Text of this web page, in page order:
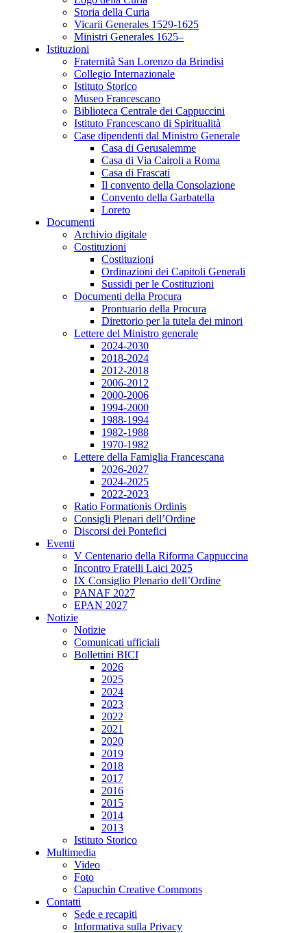
Storia della Curia
Vicarii Generales 1529-1625
Ministri Generales 1625–
Istituzioni
Fraternità San Lorenzo da Brindisi
Collegio Internazionale
Istituto Storico
Museo Francescano
Biblioteca Centrale dei Cappuccini
Istituto Francescano di Spiritualità
Case dipendenti dal Ministro Generale
Casa di Gerusalemme
Casa di Via Cairoli a Roma
Casa di Frascati
Il convento della Consolazione
Convento della Garbatella
Loreto
Documenti
Archivio digitale
Costituzioni
Costituzioni
Ordinazioni dei Capitoli Generali
Sussidi per le Costituzioni
Documenti della Procura
Prontuario della Procura
Direttorio per la tutela dei minori
Lettere del Ministro generale
2024-2030
2018-2024
2012-2018
2006-2012
2000-2006
1994-2000
1988-1994
1982-1988
1970-1982
Lettere della Famiglia Francescana
2026-2027
2024-2025
2022-2023
Ratio Formationis Ordinis
Consigli Plenari dell’Ordine
Discorsi dei Pontefici
Eventi
V Centenario della Riforma Cappuccina
Incontro Fratelli Laici 2025
IX Consiglio Plenario dell’Ordine
PANAF 2027
EPAN 2027
Notizie
Notizie
Comunicati ufficiali
Bollettini BICI
2026
2025
2024
2023
2022
2021
2020
2019
2018
2017
2016
2015
2014
2013
Istituto Storico
Multimedia
Video
Foto
Capuchin Creative Commons
Contatti
Sede e recapiti
Informativa sulla Privacy